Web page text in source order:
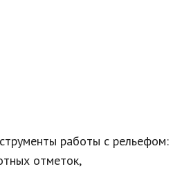
работы с рельефом:
отметок,